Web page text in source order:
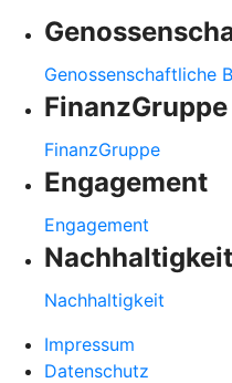
Genossenschaftliche
FinanzGruppe
FinanzGruppe
Engagement
Engagement
Nachhaltigkeit
Nachhaltigkeit
Impressum
Datenschutz